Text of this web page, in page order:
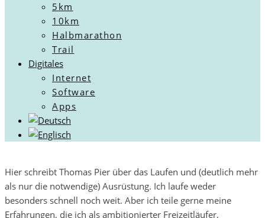
5km
10km
Halbmarathon
Trail
Digitales
Internet
Software
Apps
Hier schreibt Thomas Pier über das Laufen und (deutlich mehr
als nur die notwendige) Ausrüstung. Ich laufe weder
besonders schnell noch weit. Aber ich teile gerne meine
Erfahrungen, die ich als ambitionierter Freizeitläufer,